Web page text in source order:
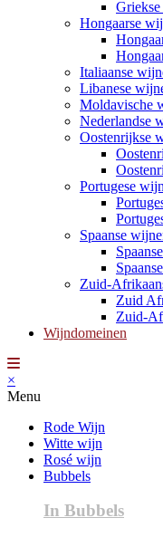
Hongaarse
Italiaanse
Libanese
Moldavische
Nederlandse
Oostenrijkse
Portugese
Spaanse
Zuid-
Zuid
Zuid-
Wijndomeinen
×
Menu
Rode Wijn
Witte wijn
Rosé wijn
Bubbels
In Bubbels